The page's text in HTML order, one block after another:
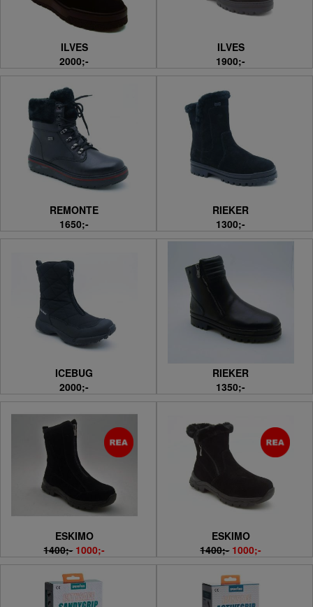
ILVES
2000;-
ILVES
1900;-
REMONTE
1650;-
RIEKER
1300;-
ICEBUG
2000;-
RIEKER
1350;-
ESKIMO
1400;- 1000;-
ESKIMO
1400;- 1000;-